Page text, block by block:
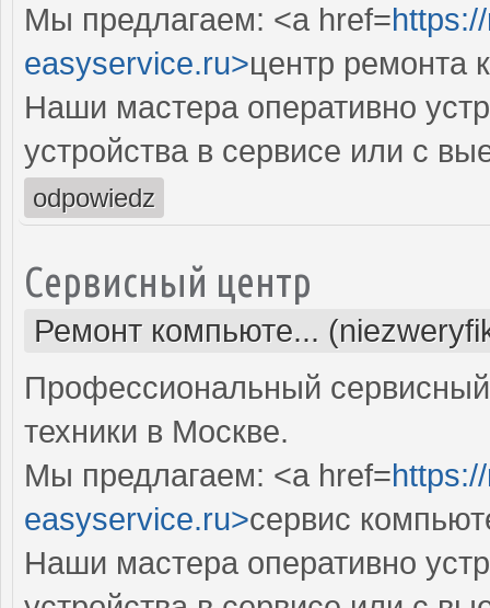
Мы предлагаем: <a href=
easyservice.ru>центр ремонта
Наши мастера оперативно
устройства в сервисе или с
odpowiedz
Сервисный центр
Ремонт компьюте...
Профессиональный
техники в Москве.
Мы предлагаем: <a href=
easyservice.ru>сервис
Наши мастера оперативно